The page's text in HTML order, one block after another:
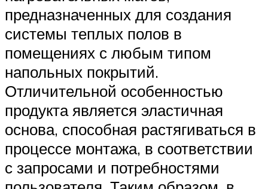
предназначенных для создания
системы теплых полов в
помещениях с любым типом
напольных покрытий.
Отличительной особенностью
продукта является эластичная
основа, способная растягиваться в
процессе монтажа, в соответствии
с запросами и потребностями